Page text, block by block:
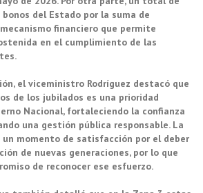
del Estado por la suma de
financiero que permite
en el cumplimiento de las
el viceministro Rodríguez destacó que
de los jubilados es una prioridad
Nacional, fortaleciendo la confianza
una gestión pública responsable. La
momento de satisfacción por el deber
de nuevas generaciones, por lo que
de reconocer ese esfuerzo.